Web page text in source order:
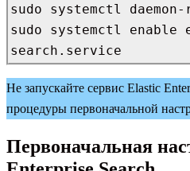
sudo systemctl
sudo systemctl enable
search.service
Не запускайте сервис Elastic
процедуры первоначальной
Первоначальная